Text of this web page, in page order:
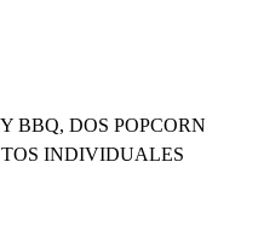
BBQ, DOS POPCORN
INDIVIDUALES